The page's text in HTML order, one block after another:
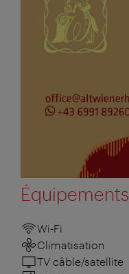
Équipements
Wi-Fi
Climatisation
TV câble/satellite